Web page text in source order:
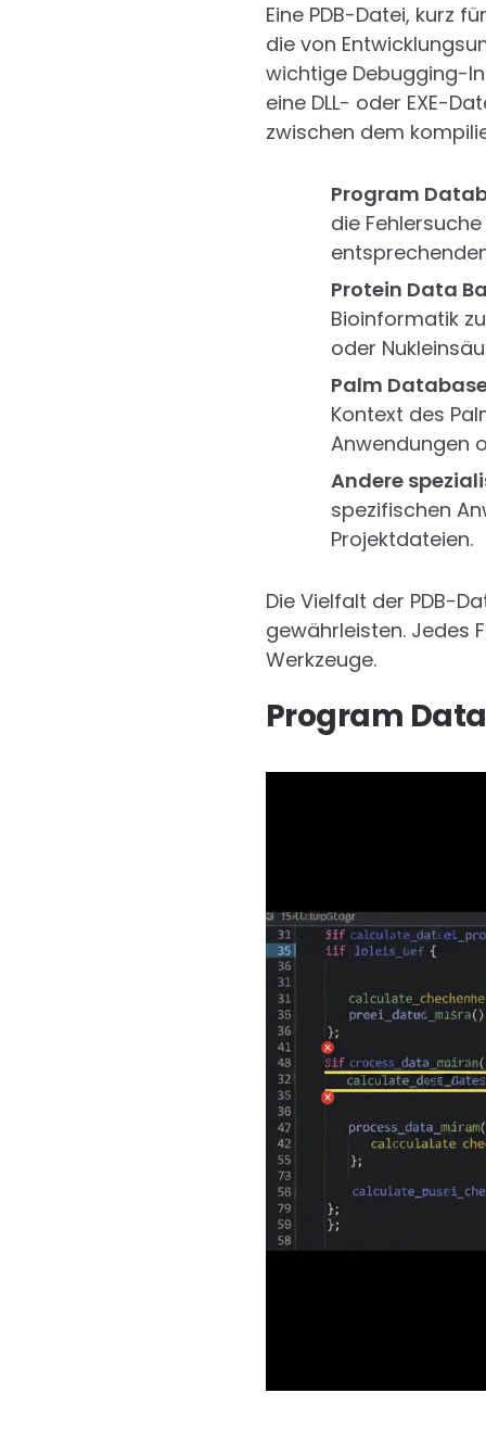
Eine PDB-Datei, kurz
die von
wichtige Debugging-
eine DLL- oder EXE-
zwischen dem
Program
die
Protein Data
Bioinformatik
oder
Palm
Kontext des
Anwendungen
Andere
spezifischen
Projektdateien.
Die Vielfalt der PDB-
gewährleisten. Jedes
Werkzeuge.
Program